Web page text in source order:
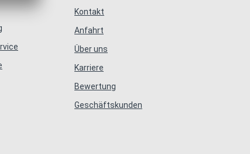
Kontakt
Anfahrt
Über uns
Karriere
Bewertung
Geschäftskunden